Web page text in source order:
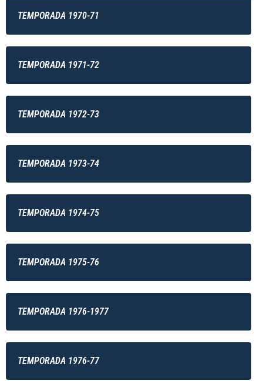
TEMPORADA 1970-71
TEMPORADA 1971-72
TEMPORADA 1972-73
TEMPORADA 1973-74
TEMPORADA 1974-75
TEMPORADA 1975-76
TEMPORADA 1976-1977
TEMPORADA 1976-77